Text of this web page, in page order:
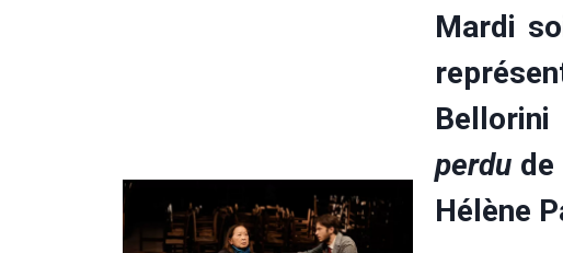
Mardi
Bellorini
perdu
Hélène